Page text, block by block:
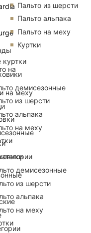
на
на меху
Пальто из шерсти
Пальто альпака
Пальто на меху
Куртки
куртки
демисезонные
из шерсти
альпака
на меху
демисезонные
из шерсти
альпака
на меху